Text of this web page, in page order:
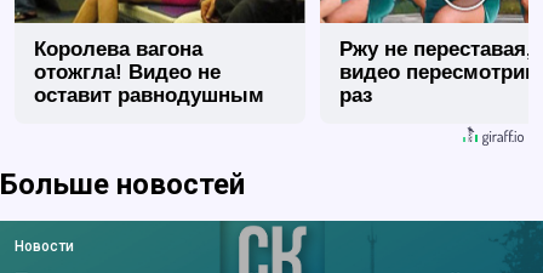
Королева вагона
отожгла! Видео не
оставит равнодушным
Ржу не переставая,
видео
раз
Больше новостей
Новости